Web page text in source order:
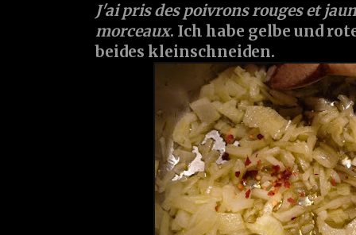
J'ai pris des poivrons rouges et
morceaux. Ich habe gelbe und
beides kleinschneiden.